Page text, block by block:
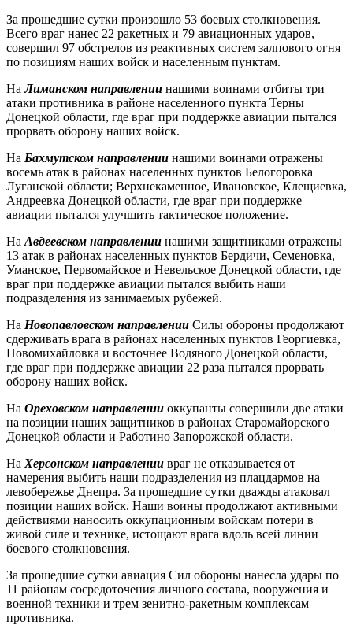
За прошедшие сутки произошло 53 боевых столкновения.
Всего враг нанес 22 ракетных и 79 авиационных ударов,
совершил 97 обстрелов из реактивных систем залпового огня
по позициям наших войск и населенным пунктам.
НаЛиманском направлении нашими воинами отбиты три
атаки противника в районе населенного пункта Терны
Донецкой области, где враг при поддержке авиации пытался
прорвать оборону наших войск.
На Бахмутском направлении нашими воинами отражены
восемь атак в районах населенных пунктов Белогоровка
Луганской области; Верхнекаменное, Ивановское, Клещиевка,
Андреевка Донецкой области, где враг при поддержке
авиации пытался улучшить тактическое положение.
На Авдеевском направлении нашими защитниками отражены
13 атак в районах населенных пунктов Бердичи, Семеновка,
Уманское, Первомайское и Невельское Донецкой области, где
враг при поддержке авиации пытался выбить наши
подразделения из занимаемых рубежей.
На Новопавловском направлении Силы обороны продолжают
сдерживать врага в районах населенных пунктов Георгиевка,
Новомихайловка и восточнее Водяного Донецкой области,
где враг при поддержке авиации 22 раза пытался прорвать
оборону наших войск.
На Ореховском направлении оккупанты совершили две атаки
на позиции наших защитников в районах Старомайорского
Донецкой области и Работино Запорожской области.
На Херсонском направлении враг не отказывается от
намерения выбить наши подразделения из плацдармов на
левобережье Днепра. За прошедшие сутки дважды атаковал
позиции наших войск. Наши воины продолжают активными
действиями наносить оккупационным войскам потери в
живой силе и технике, истощают врага вдоль всей линии
боевого столкновения.
За прошедшие сутки авиация Сил обороны нанесла удары по
11 районам сосредоточения личного состава, вооружения и
военной техники и трем зенитно-ракетным комплексам
противника.